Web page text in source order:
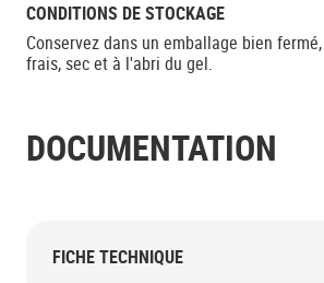
CONDITIONS DE STOCKAGE
Conservez dans un emballage bien
frais, sec et à l'abri du gel.
DOCUMENTATION
FICHE TECHNIQUE